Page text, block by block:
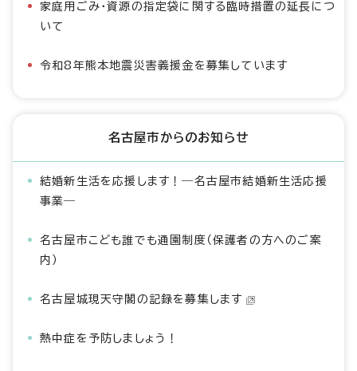
家庭用ごみ・資源の指定袋に関する臨時措置の延長につ
いて
令和8年熊本地震災害義援金を募集しています
名古屋市からのお知らせ
結婚新生活を応援します！―名古屋市結婚新生活応援
事業―
名古屋市こども誰でも通園制度（保護者の方へのご案
内）
名古屋城現天守閣の記録を募集します
熱中症を予防しましょう！